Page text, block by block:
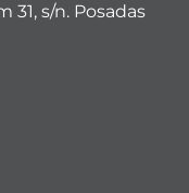
31, s/n. Posadas